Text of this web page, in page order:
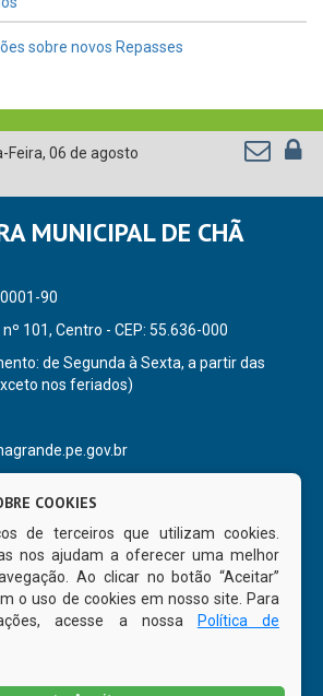
sobre novos Repasses
Feira, 06 de agosto
MUNICIPAL DE CHÃ
90
101, Centro - CEP: 55.636-000
de Segunda à Sexta, a partir das
nos feriados)
FAN PAGE
COOKIES
de terceiros que utilizam cookies.
nos ajudam a oferecer uma melhor
Ao clicar no botão “Aceitar”
o uso de cookies em nosso site. Para
acesse a nossa
Política de